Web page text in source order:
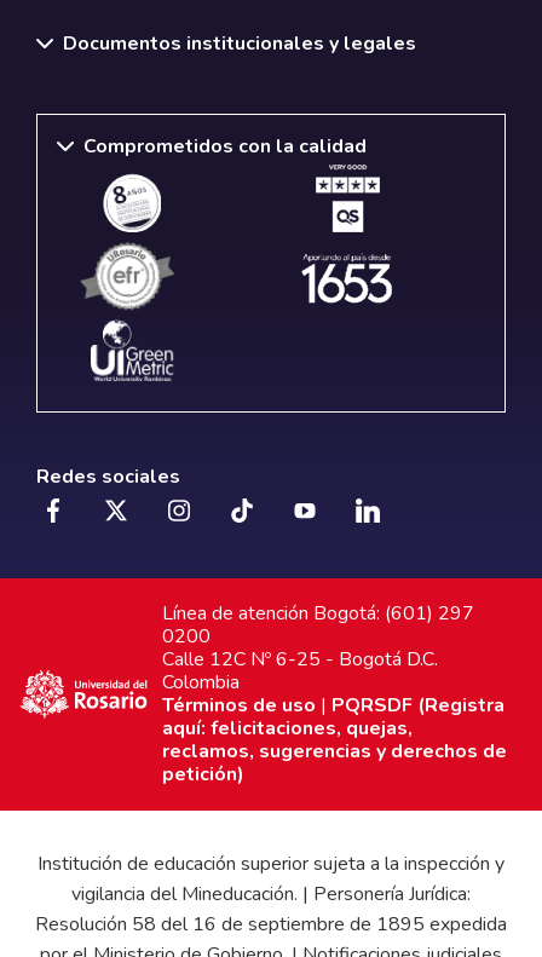
Documentos institucionales y legales
Comprometidos con la calidad
Redes sociales
Línea de atención Bogotá: (601) 297
0200
Calle 12C Nº 6-25 - Bogotá D.C.
Colombia
Términos de uso | PQRSDF (Registra
aquí: felicitaciones, quejas,
reclamos, sugerencias y derechos de
petición)
Institución de educación superior sujeta a la inspección y
vigilancia del Mineducación. | Personería Jurídica:
Resolución 58 del 16 de septiembre de 1895 expedida